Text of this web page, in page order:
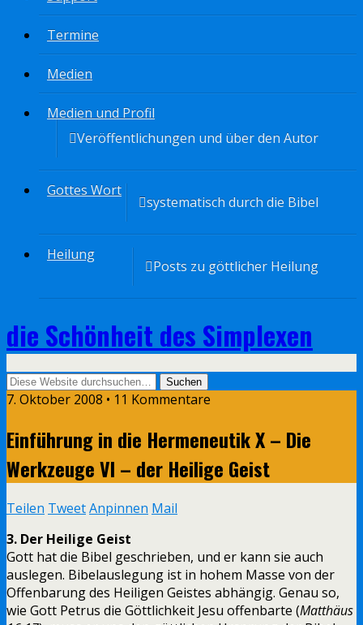
Termine
Medien
Medien und Profil
Veröffentlichungen und über den Autor
Gottes Wort
systematisch durch die Bibel
Heilung
Posts zu göttlicher Heilung
die Schönheit des Simplexen
7. Oktober 2008 • 11 Kommentare
Einführung in die Hermeneutik X – Die
Werkzeuge VI – der Heilige Geist
Teilen TweetAnpinnen Mail
3. Der Heilige Geist
Gott hat die Bibel geschrieben, und er kann sie auch
auslegen. Bibelauslegung ist in hohem Masse von der
Offenbarung des Heiligen Geistes abhängig. Genau so,
wie Gott Petrus die Göttlichkeit Jesu offenbarte (Matthäus